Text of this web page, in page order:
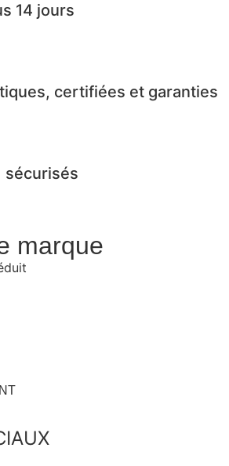
14 jours
certifiées et garanties
sécurisés
marque